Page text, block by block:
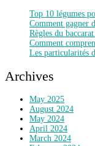
Top 10 légumes
Comment gagner
Règles du
Comment
Les particularités
Archives
May 2025
August 2024
May 2024
April 2024
March 2024